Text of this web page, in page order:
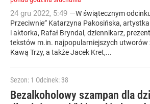
24 gru 2022, 5:49 —W świątecznym
Przeciwnie” Katarzyna Pakosińska,
i aktorka, Rafał Bryndal, dziennikarz,
tekstów m.in. najpopularniejszych utworów
Kawą Trzy, a także Jacek Kret,...
Sezon: 1 Odcinek: 38
Bezalkoholowy szampan dla